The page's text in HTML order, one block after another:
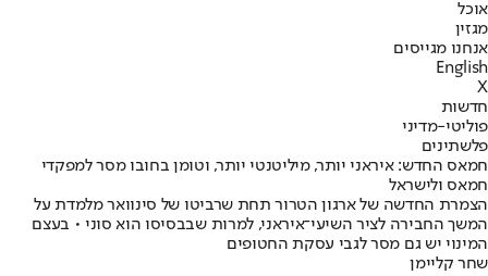
אוכל
מגזין
אנחנו מגייסים
English
X
חדשות
פוליטי-מדיני
פלשתינים
חמאס החדש: איראני יותר, מיליטנטי יותר, וטומן בחובו מסר למפקדי
חמאס ולישראל
הצמרת החדשה של ארגון הטרור תחת שרביטו של סינוואר מלמדת על
המשך החבירה לציר השיעי־איראני, למרות שבבסיסו הוא סוני • בעצם
המינוי יש גם מסר לגבי עסקת החטופים
שחר קליימן